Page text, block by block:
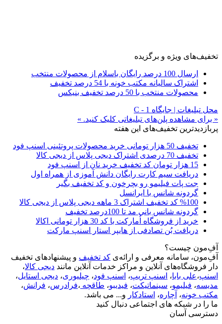
تخفیف‌های ویژه و برگزیده
ارسال 100 درصد رایگان باسلام از محصولات منتخب
اشتراک سالیانه مکتب خونه با 54 درصد تخفیف
محصولات منتخب با 50 درصد تخفیف بنیکس
محل تبلیغات | جایگاه C - 1
« برای مشاهده پلن‌های تبلیغاتی کلیک کنید. »
پربازدیدترین تخفیف‌های این هفته
تخفیف 50 هزار تومانی خرید محصولات پروتئینی اسنپ فود
تخفیف 70 درصدی اشتراک دیجی پلاس از دیجی کالا
15 هزار تومان کد تخفیف خرید نان از اسنپ فود
دریافت سیم کارت رایگان دانش آموزی از همراه اول
جت پات فیلیمو رو بچرخون و کد تخفیف بگیر
گردونه شانس با ایرانسل
%100 کد تخفیف اشتراک 3 ماهه دیجی پلاس از دیجی کالا
گردونه شانس بانی مد تا 100درصد تخفیف
خرید از فروشگاه اُمارکت با کد 30 هزار تومانی اکالا
دریافت بُن تصادفی از هایپر استار اسنپ مارکت
آفِ‌مون چیست؟
آفِ‌مون، سامانه معرفی و ارائه‌ی کد تخفیف و پیشنهادهای تخفیف
دار فروشگاه‌های آنلاین و مراکز خدمات آنلاین مانند دیجی کالا،
اسنپ،علی بابا، اسنپ تریپ، اسنپ فود، چیلیوری، دیجی استایل،
مدیسه، فیلیمو، سینماتیکت، فیدیبو، طاقچه ،فرادرس، فرانش،
مکتب خونه، آچاره، استادکار و... می باشد.
ما را در شبکه های اجتماعی دنبال کنید
دسترسی آسان